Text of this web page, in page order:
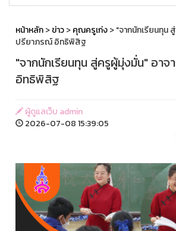
หน้าหลัก>ข่าว>คุณครูเก่ง> "จากนักเรียนทุน
ปรียาภรณ์ อิทธิพิสิฐ
"จากนักเรียนทุน สู่ครูผู้มุ่งมั่น" อา
อิทธิพิสิฐ
ผู้ดูแลเว็บ admin
2026-07-08 15:39:05